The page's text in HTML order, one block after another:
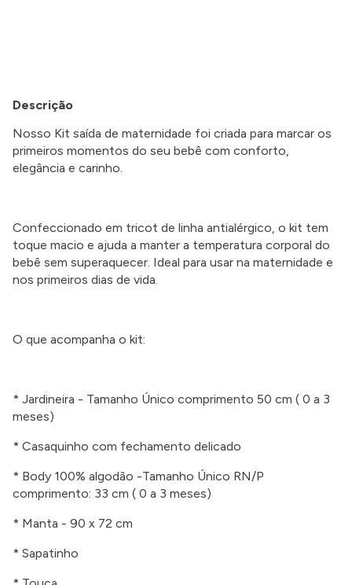
Descrição
Nosso Kit saída de maternidade foi criada para marcar os
primeiros momentos do seu bebê com conforto,
elegância e carinho.
Confeccionado em tricot de linha antialérgico, o kit tem
toque macio e ajuda a manter a temperatura corporal do
bebê sem superaquecer. Ideal para usar na maternidade e
nos primeiros dias de vida.
O que acompanha o kit:
* Jardineira - Tamanho Único comprimento 50 cm ( 0 a 3
meses)
* Casaquinho com fechamento delicado
* Body 100% algodão -Tamanho Único RN/P
comprimento: 33 cm ( 0 a 3 meses)
* Manta - 90 x 72 cm
* Sapatinho